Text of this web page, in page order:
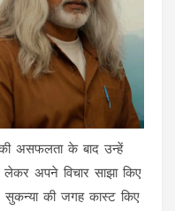
असफलता के बाद उन्हें
अपने विचार साझा किए
की जगह कास्ट किए